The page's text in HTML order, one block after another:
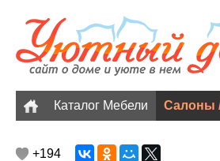
Каталог Мебели Салоны
+194